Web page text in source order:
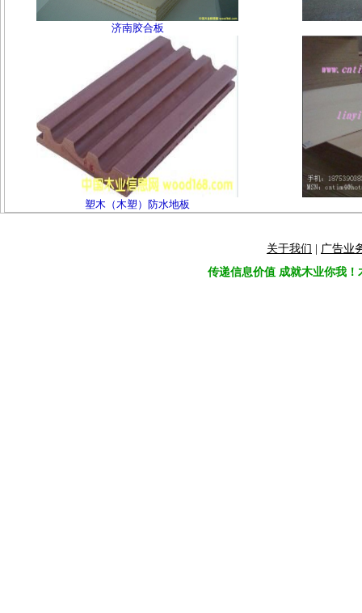
济南胶合板
塑木（木塑）防水地板
关于我们
广告业
传递信息价值 成就木业你我